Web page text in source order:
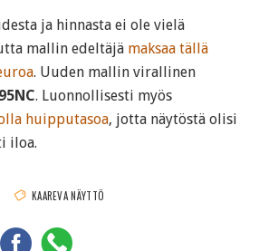
ja hinnasta ei ole vielä
mallin edeltäjä maksaa tällä
. Uuden mallin virallinen
. Luonnollisesti myös
huipputasoa, jotta näytöstä olisi
iloa.
KAAREVA NÄYTTÖ